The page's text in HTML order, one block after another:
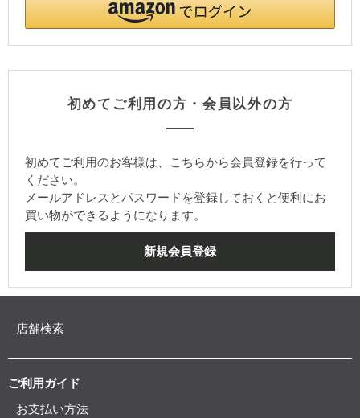
初めてご利用の方・会員以外の方
初めてご利用のお客様は、こちらから会員登録を行って
ください。
メールアドレスとパスワードを登録しておくと便利にお
買い物ができるようになります。
店舗検索
ご利用ガイド
お支払い方法